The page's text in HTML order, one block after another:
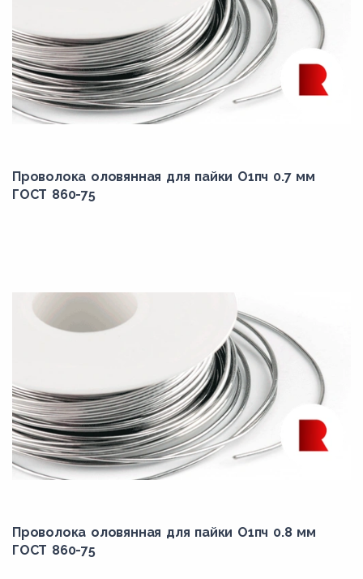
Проволока оловянная для пайки О1пч 0.7 мм
ГОСТ 860-75
Проволока оловянная для пайки О1пч 0.8 мм
ГОСТ 860-75